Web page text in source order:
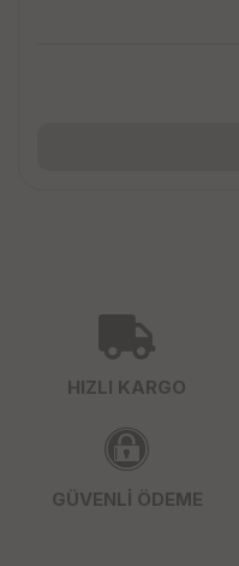
HIZLI KARGO
GÜVENLİ ÖDEME